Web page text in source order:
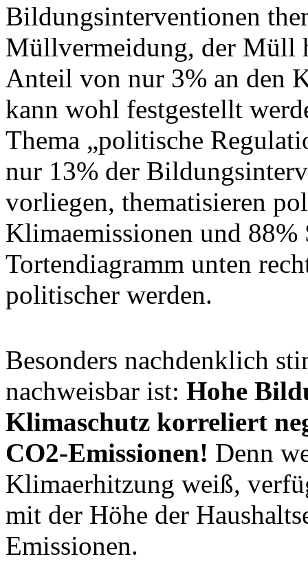
Bildungsinterventionen
Müllvermeidung, der Müll
Anteil von nur 3% an den
kann wohl festgestellt
Thema „politische
nur 13% der
vorliegen, thematisieren
Klimaemissionen und
Tortendiagramm unten
politischer werden.
Besonders nachdenklich
nachweisbar ist: Hohe
Klimaschutz korreliert
CO2-Emissionen! Denn
Klimaerhitzung weiß,
mit der Höhe der
Emissionen.